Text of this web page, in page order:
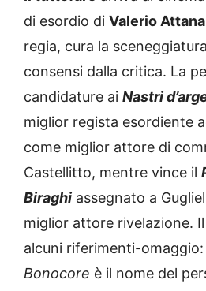
di esordio di Valerio
regia, cura la
consensi dalla critica. La
candidature ai Nastri
miglior regista esordiente
come miglior attore di
Castellitto, mentre vince il
Biraghi assegnato a
miglior attore rivelazione.
alcuni riferimenti-omaggio:
Bonocore è il nome del